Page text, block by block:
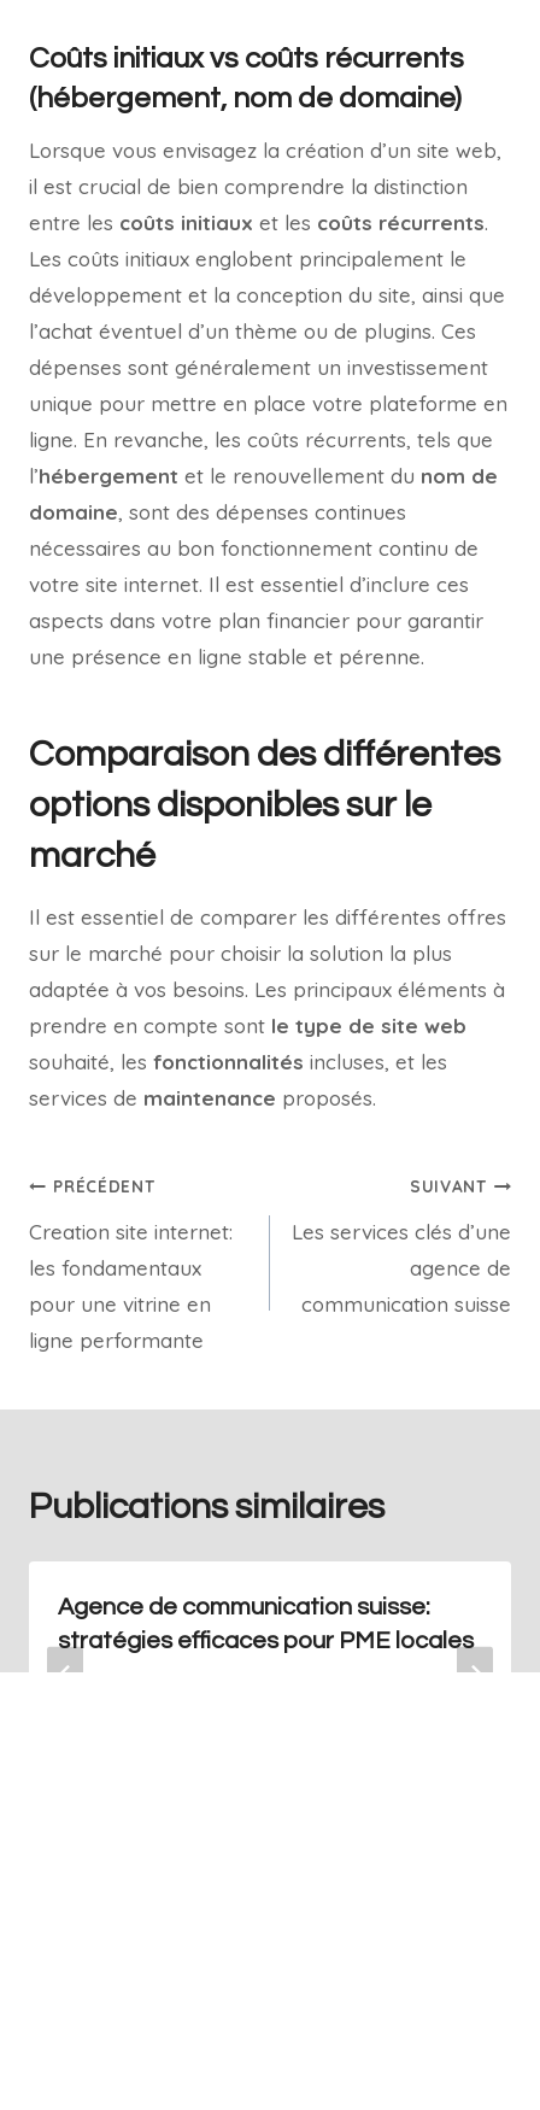
Coûts initiaux vs coûts récurrents
(hébergement, nom de domaine)
Lorsque vous envisagez la création d’un site web,
il est crucial de bien comprendre la distinction
entre les coûts initiaux et les coûts récurrents.
Les coûts initiaux englobent principalement le
développement et la conception du site, ainsi que
l’achat éventuel d’un thème ou de plugins. Ces
dépenses sont généralement un investissement
unique pour mettre en place votre plateforme en
ligne. En revanche, les coûts récurrents, tels que
l’hébergement et le renouvellement du nom de
domaine, sont des dépenses continues
nécessaires au bon fonctionnement continu de
votre site internet. Il est essentiel d’inclure ces
aspects dans votre plan financier pour garantir
une présence en ligne stable et pérenne.
Comparaison des différentes
options disponibles sur le
marché
Il est essentiel de comparer les différentes offres
sur le marché pour choisir la solution la plus
adaptée à vos besoins. Les principaux éléments à
prendre en compte sont le type de site web
souhaité, les fonctionnalités incluses, et les
services de maintenance proposés.
PRÉCÉDENT
Creation site internet:
les fondamentaux
pour une vitrine en
ligne performante
SUIVANT
Les services clés d’une
agence de
communication suisse
Publications similaires
Agence de communication suisse:
stratégies efficaces pour PME locales